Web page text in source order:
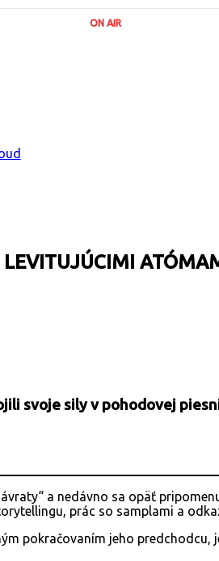
ON AIR
svoje sily v pohodovej
a nedávno sa opäť
prác so samplami a
pokračovaním jeho